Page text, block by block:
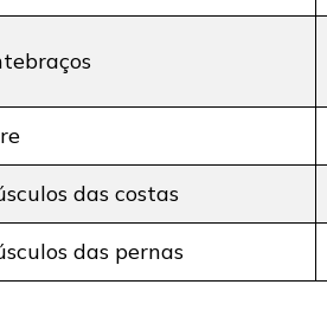
das costas
das pernas